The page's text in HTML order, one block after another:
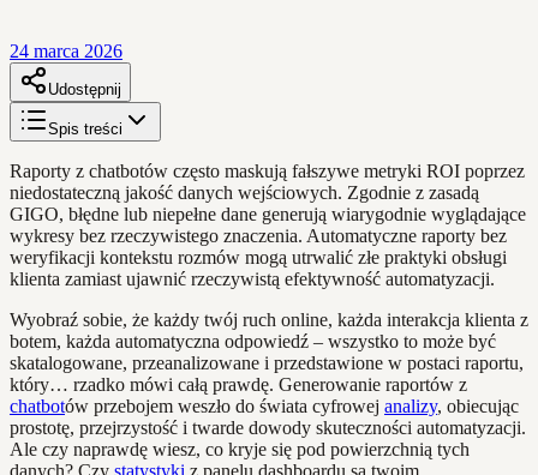
24 marca 2026
Udostępnij
Spis treści
Raporty z chatbotów często maskują fałszywe metryki ROI poprzez
niedostateczną jakość danych wejściowych. Zgodnie z zasadą
GIGO, błędne lub niepełne dane generują wiarygodnie wyglądające
wykresy bez rzeczywistego znaczenia. Automatyczne raporty bez
weryfikacji kontekstu rozmów mogą utrwalić złe praktyki obsługi
klienta zamiast ujawnić rzeczywistą efektywność automatyzacji.
Wyobraź sobie, że każdy twój ruch online, każda interakcja klienta z
botem, każda automatyczna odpowiedź – wszystko to może być
skatalogowane, przeanalizowane i przedstawione w postaci raportu,
który… rzadko mówi całą prawdę. Generowanie raportów z
chatbotów przebojem weszło do świata cyfrowej analizy, obiecując
prostotę, przejrzystość i twarde dowody skuteczności automatyzacji.
Ale czy naprawdę wiesz, co kryje się pod powierzchnią tych
danych? Czy statystyki z panelu dashboardu są twoim